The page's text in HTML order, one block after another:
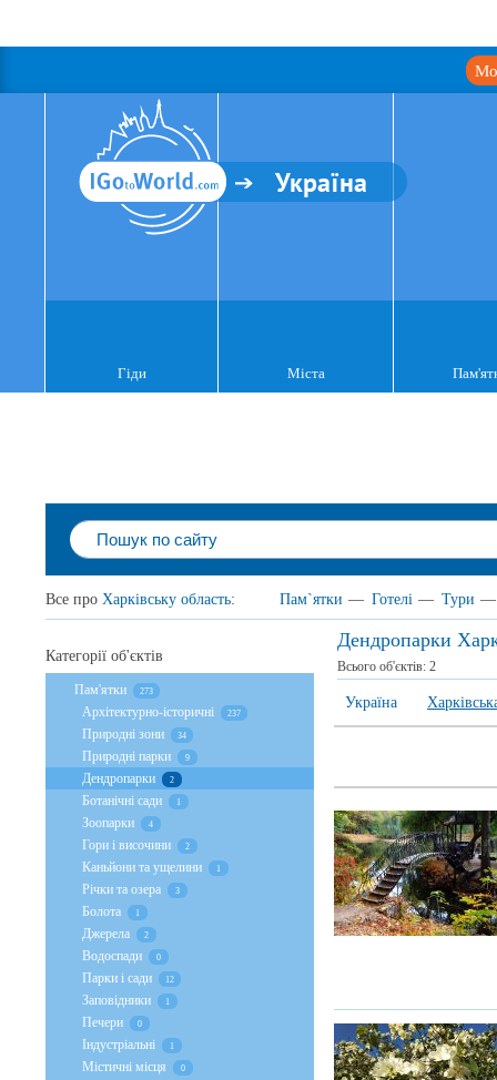
Україна
Гіди Міста
Все про Харківську область: Пам`ятки — Готелі — Тури —
Дендропарки
Всього об'єктів: 2
Україна
Категорії об'єктів
Пам'ятки 273
Архітектурно-історичні 237
Природні зони 34
Природні парки 9
Дендропарки 2
Ботанічні сади 1
Зоопарки 4
Гори і височини 2
Каньйони та ущелини 1
Річки та озера 3
Болота 1
Джерела 2
Водоспади 0
Парки і сади 12
Заповідники 1
Печери 0
Індустріальні 1
Містичні місця 0